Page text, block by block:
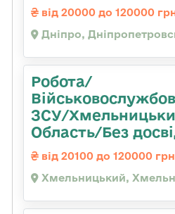
від 20000 до 120000
Дніпро,
Робота/
ЗСУ/
Область/Без
від 20100 до 120000 грн
Хмельницький,